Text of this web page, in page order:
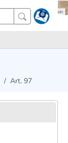
Art. 97